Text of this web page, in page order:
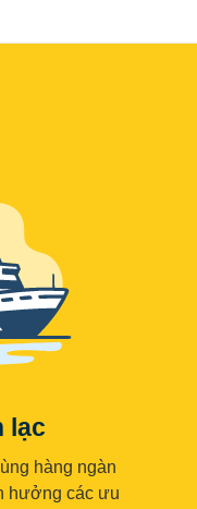
lạc
hàng ngàn
hưởng các ưu